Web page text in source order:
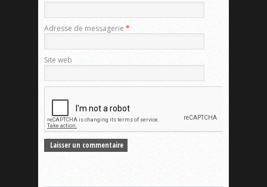
Adresse de messagerie *
Site web